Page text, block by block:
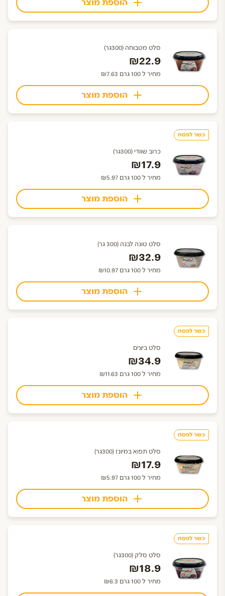
הוספת מוצר
סלט מטבוחה (300גר)
₪22.9
מחיר ל 100 גרם ₪7.63
הוספת מוצר
כשר לפסח
כרוב שוודי (300גר)
₪17.9
מחיר ל 100 גרם ₪5.97
הוספת מוצר
סלט טונה לבנה (300 גר)
₪32.9
מחיר ל 100 גרם ₪10.97
הוספת מוצר
כשר לפסח
סלט ביצים
₪34.9
מחיר ל 100 גרם ₪11.63
הוספת מוצר
כשר לפסח
סלט תפוא במיונז (300גר)
₪17.9
מחיר ל 100 גרם ₪5.97
הוספת מוצר
כשר לפסח
סלט סלק (300גר)
₪18.9
מחיר ל 100 גרם ₪6.3